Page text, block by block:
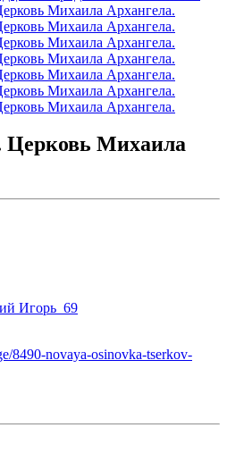
Церковь Михаила
Игорь_69
8490-novaya-osinovka-tserkov-